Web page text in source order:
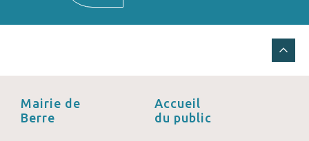
Mairie de
Berre
Accueil
du public